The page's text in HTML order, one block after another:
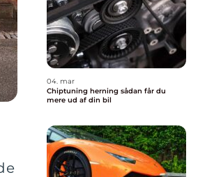
04. mar
Chiptuning herning sådan får du
mere ud af din bil